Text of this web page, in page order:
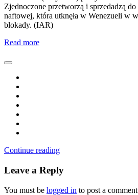
Zjednoczone przetworzą i sprzedadzą
naftowej, która utknęła w Wenezueli w
blokady. (IAR)
Read more
Continue reading
Leave a Reply
You must be logged in to post a